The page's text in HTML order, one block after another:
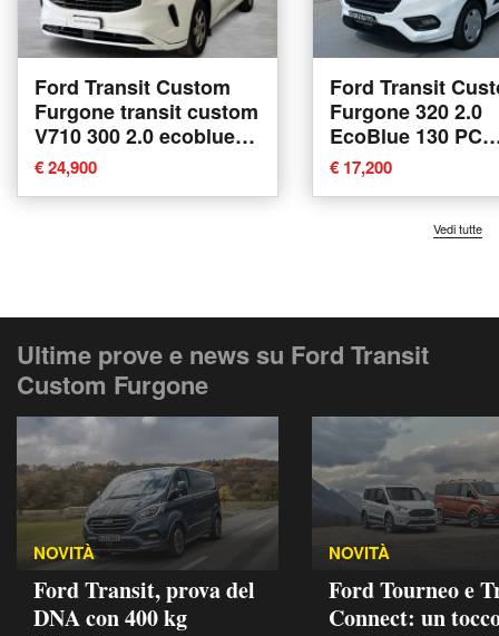
Ford Transit Custom
Furgone transit custom
V710 300 2.0 ecoblue
170cv Titanium L2H1
A8 del 2023 usata a
Como
€ 24,900
Ford Transit
Furgone 320 2.0
EcoBlue 130 PC
Furgone Trend
usata a
Garda
€ 17,200
Vedi tutte
Ultime prove e news su Ford Transit
Custom Furgone
NOVITÀ
Ford Transit, prova del
DNA con 400 kg
NOVITÀ
Ford Tourneo e
Connect: un